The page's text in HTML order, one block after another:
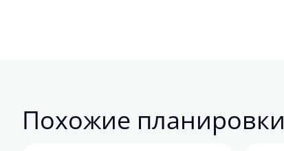
Похожие планировки